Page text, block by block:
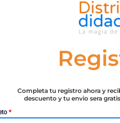
Completa tu registro ahora y
descuento y tu envio sera
*